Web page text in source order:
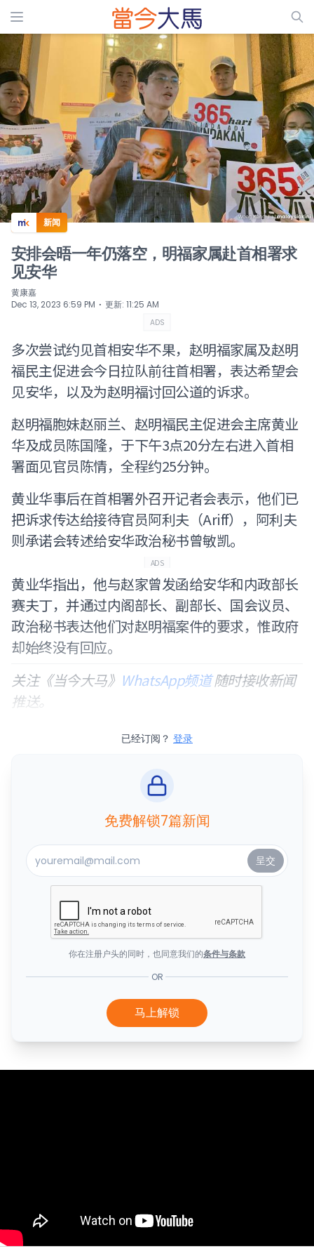
ADS
新闻
安排会晤一年仍落空，明福家属赴首相署求
见安华
黄康嘉
Dec 13, 2023 6:59 PM ⋅ 更新: 11:25 AM
ADS
多次尝试约见首相安华不果，赵明福家属及赵明
福民主促进会今日拉队前往首相署，表达希望会
见安华，以及为赵明福讨回公道的诉求。
赵明福胞妹赵丽兰、赵明福民主促进会主席黄业
华及成员陈国隆，于下午3点20分左右进入首相
署面见官员陈情，全程约25分钟。
黄业华事后在首相署外召开记者会表示，他们已
把诉求传达给接待官员阿利夫（Ariff），阿利夫
则承诺会转述给安华政治秘书曾敏凯。
ADS
黄业华指出，他与赵家曾发函给安华和内政部长
赛夫丁，并通过内阁部长、副部长、国会议员、
政治秘书表达他们对赵明福案件的要求，惟政府
却始终没有回应。
关注《当今大马》 WhatsApp频道随时接收新闻
推送。
已经订阅？ 登录
免费解锁7篇新闻
你在注册户头的同时，也同意我们的条件与条款
OR
马上解锁